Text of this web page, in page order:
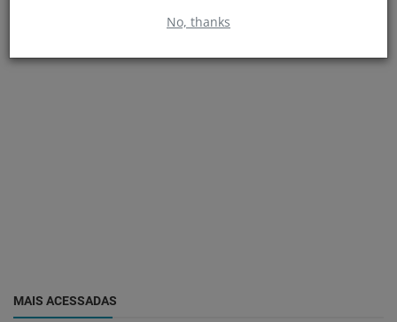
No, thanks
MAIS ACESSADAS